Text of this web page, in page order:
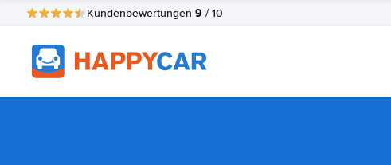
Kundenbewertungen 9 / 10